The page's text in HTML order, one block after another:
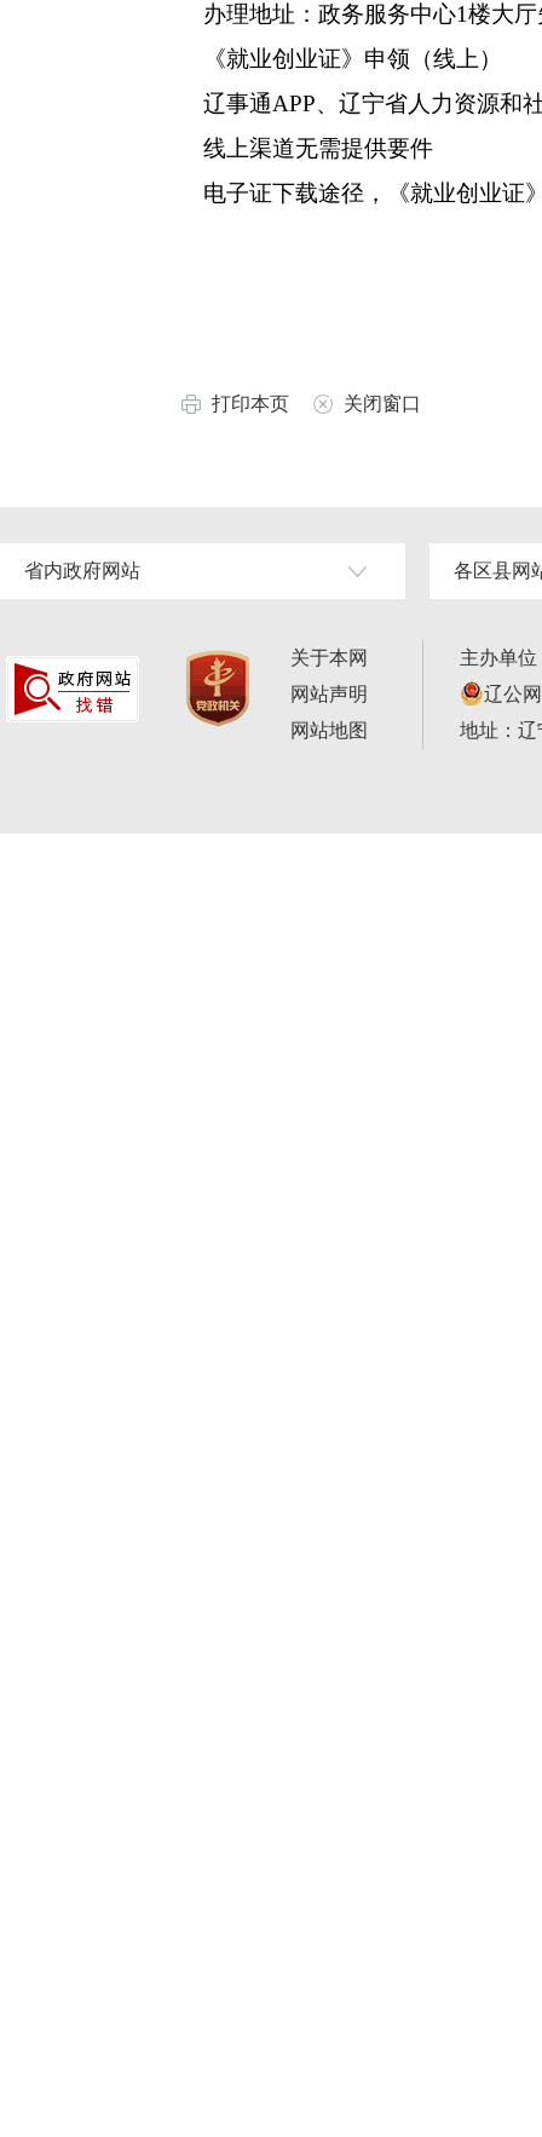
办理地址：政务服务中心1楼大厅
《就业创业证》申领（线上）
辽事通APP、辽宁省人力资源和社
线上渠道无需提供要件
电子证下载途径，《就业创业证》
打印本页 关闭窗口
省内政府网站 各区县网
关于本网
网站声明
网站地图
主办单
辽公
地址：辽